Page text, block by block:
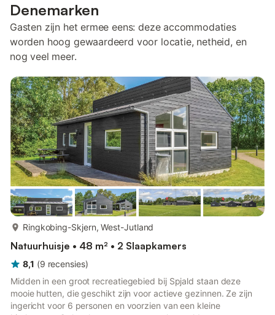
Denemarken
Gasten zijn het ermee eens: deze accommodaties
worden hoog gewaardeerd voor locatie, netheid, en
nog veel meer.
Ringkobing-Skjern, West-Jutland
Natuurhuisje • 48 m² • 2 Slaapkamers
8,1 (9 recensies)
Midden in een groot recreatiegebied bij Spjald staan deze
mooie hutten, die geschikt zijn voor actieve gezinnen. Ze zijn
ingericht voor 6 personen en voorzien van een kleine